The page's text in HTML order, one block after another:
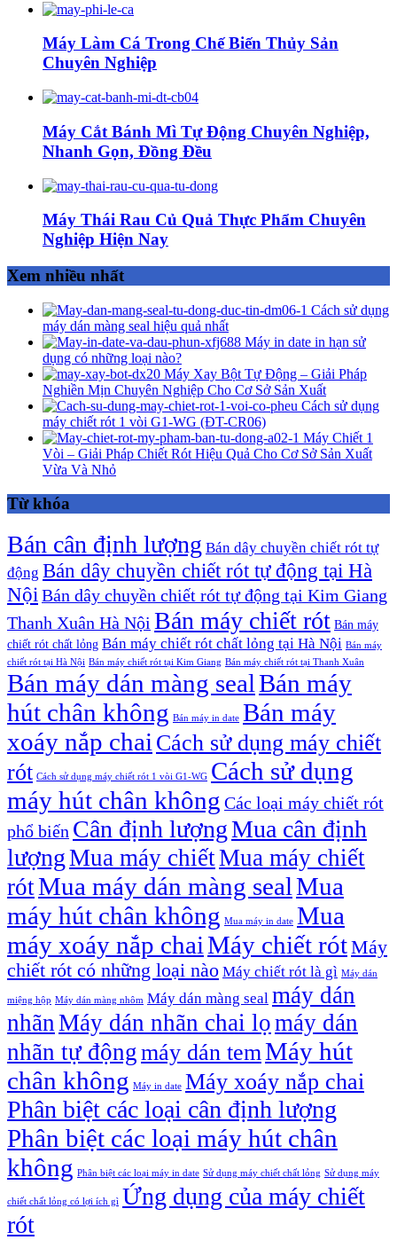
Máy Làm Cá Trong Chế Biến Thủy Sản
Chuyên Nghiệp
Máy Cắt Bánh Mì Tự Động Chuyên Nghiệp,
Nhanh Gọn, Đồng Đều
Máy Thái Rau Củ Quả Thực Phẩm Chuyên
Nghiệp Hiện Nay
Xem nhiều nhất
Cách sử dụng
máy dán màng seal hiệu quả nhất
Máy in date in hạn sử
dụng có những loại nào?
Máy Xay Bột Tự Động – Giải Pháp
Nghiền Mịn Chuyên Nghiệp Cho Cơ Sở Sản Xuất
Cách sử dụng
máy chiết rót 1 vòi G1-WG (ĐT-CR06)
Máy Chiết 1
Vòi – Giải Pháp Chiết Rót Hiệu Quả Cho Cơ Sở Sản Xuất
Vừa Và Nhỏ
Từ khóa
Bán cân định lượng Bán dây chuyền chiết rót tự
động Bán dây chuyền chiết rót tự động tại Hà
Nội Bán dây chuyền chiết rót tự động tại Kim Giang
Thanh Xuân Hà Nội Bán máy chiết rót Bán máy
chiết rót chất lỏng Bán máy chiết rót chất lỏng tại Hà Nội Bán máy
chiết rót tại Hà Nội Bán máy chiết rót tại Kim Giang Bán máy chiết rót tại Thanh Xuân
Bán máy dán màng sealBán máy
hút chân không Bán máy in date Bán máy
xoáy nắp chai Cách sử dụng máy chiết
rót Cách sử dụng máy chiết rót 1 vòi G1-WG Cách sử dụng
máy hút chân không Các loại máy chiết rót
phổ biến Cân định lượngMua cân định
lượngMua máy chiếtMua máy chiết
rótMua máy dán màng sealMua
máy hút chân không Mua máy in date Mua
máy xoáy nắp chaiMáy chiết rótMáy
chiết rót có những loại nào Máy chiết rót là gì Máy dán
miệng hộp Máy dán màng nhôm Máy dán màng seal máy dán
nhãnMáy dán nhãn chai lọmáy dán
nhãn tự độngmáy dán temMáy hút
chân không Máy in date Máy xoáy nắp chai
Phân biệt các loại cân định lượng
Phân biệt các loại máy hút chân
không Phân biệt các loại máy in date Sử dụng máy chiết chất lỏng Sử dụng máy
chiết chất lỏng có lợi ích gì Ứng dụng của máy chiết
rót